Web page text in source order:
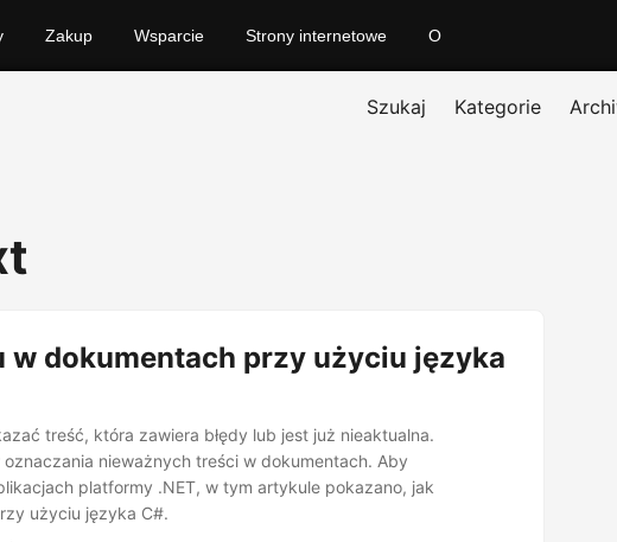
Zakup Wsparcie Strony internetowe O
Szukaj Kategorie
w dokumentach przy użyciu języka
treść, która zawiera błędy lub jest już nieaktualna.
nieważnych treści w dokumentach. Aby
platformy .NET, w tym artykule pokazano, jak
użyciu języka C#.